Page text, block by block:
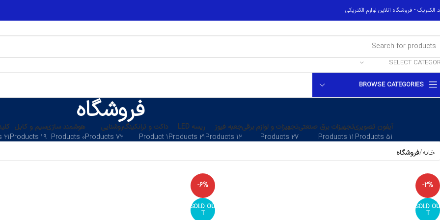
الکتریک - فروشگاه آنلاین لوازم الکتریکی
SELECT
BROWSE CATEGORIES
فروشگاه
آیفون تصویری
۵۱ Products
تجهیزات برق صنعتی
۱۱ Products
تجهیزات و لوازم برقی
۲۷ Products
جعبه فیوز
۱۲ Products
ریسه LED
۲۱ Products
داکت و ترانکینگ
۱ Product
روشنایی
۷۲ Products
هوشمند سازی
۰ Products
سیم و کابل
۱۹ Products
۲۱ Products
خانه فروشگاه
-2%
SOLD OU
T
-6%
SOLD OU
T